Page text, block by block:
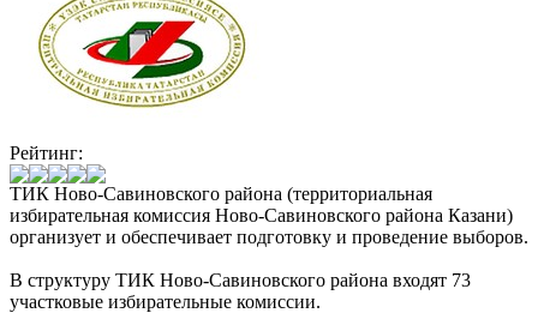
Рейтинг:
ТИК Ново-Савиновского района (территориальная
избирательная комиссия Ново-Савиновского района Казани)
организует и обеспечивает подготовку и проведение выборов.
В структуру ТИК Ново-Савиновского района входят 73
участковые избирательные комиссии.